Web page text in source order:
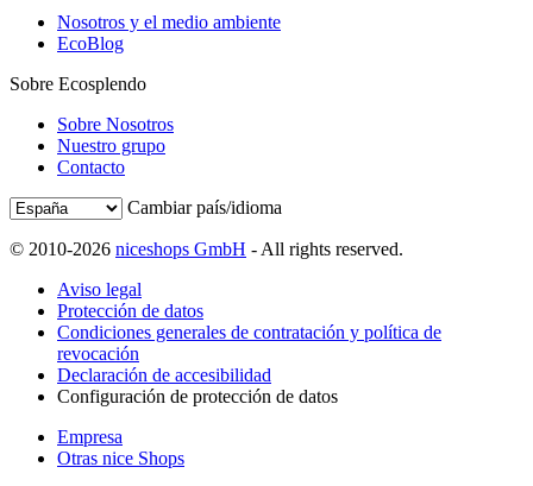
Nosotros y el medio ambiente
EcoBlog
Sobre Ecosplendo
Sobre Nosotros
Nuestro grupo
Contacto
Cambiar país/idioma
© 2010-2026 niceshops GmbH - All rights reserved.
Aviso legal
Protección de datos
Condiciones generales de contratación y política de
revocación
Declaración de accesibilidad
Configuración de protección de datos
Empresa
Otras nice Shops